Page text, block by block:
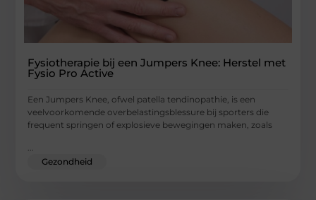
Fysiotherapie bij een Jumpers Knee: Herstel met
Fysio Pro Active
Een Jumpers Knee, ofwel patella tendinopathie, is een
veelvoorkomende overbelastingsblessure bij sporters die
frequent springen of explosieve bewegingen maken, zoals
...
Gezondheid